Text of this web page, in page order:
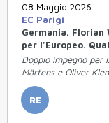
08 Maggio 2026
EC Parigi
Germania. Florian
per l'Europeo.
Doppio impegno per
Märtens e Oliver
RE